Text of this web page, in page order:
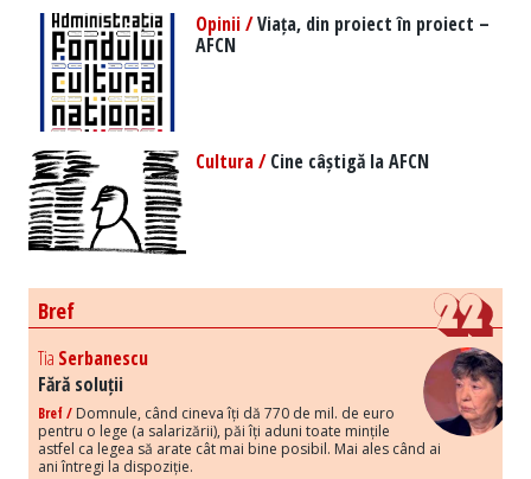
Opinii /Viața, din proiect în proiect –
AFCN
Cultura /Cine câștigă la AFCN
Bref
Tia Serbanescu
Fără soluții
Bref / Domnule, când cineva îți dă 770 de mil. de euro
pentru o lege (a salarizării), păi îți aduni toate mințile
astfel ca legea să arate cât mai bine posibil. Mai ales când ai
ani întregi la dispoziție.